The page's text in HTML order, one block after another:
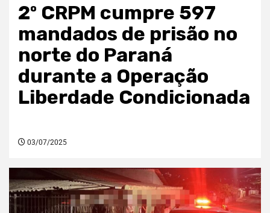
2º CRPM cumpre 597
mandados de prisão no
norte do Paraná
durante a Operação
Liberdade Condicionada
03/07/2025